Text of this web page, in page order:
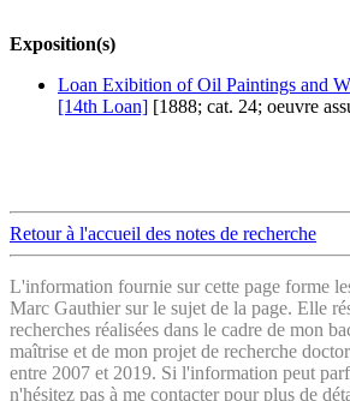
Exposition(s)
Loan Exibition of Oil Paintings and
[14th Loan] [1888; cat. 24; oeuvre
Retour à l'accueil des notes de recherche
L'information fournie sur cette page forme
Marc Gauthier sur le sujet de la page. Elle
recherches réalisées dans le cadre de mon
maîtrise et de mon projet de recherche
entre 2007 et 2019. Si l'information peut
n'hésitez pas à me contacter pour plus de